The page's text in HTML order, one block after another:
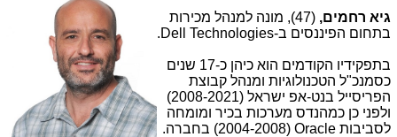
גיא רחמים,
(47), מונה למנהל מכירות
בתחום הפיננסים ב-Dell Technologies
.
בתפקידיו הקודמים הוא כיהן כ-17 שנים
כסמנכ"ל הטכנולוגיות ומנהל קבוצת
הפריסייל בנט-אפ ישראל (2008-2021)
ולפני כן כמהנדס מערכות בכיר ומומחה
לסביבות Oracle
(2004-2008
( בחברה.